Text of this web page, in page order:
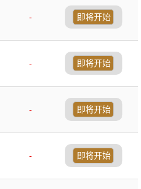
-
即将开始
-
即将开始
-
即将开始
-
即将开始